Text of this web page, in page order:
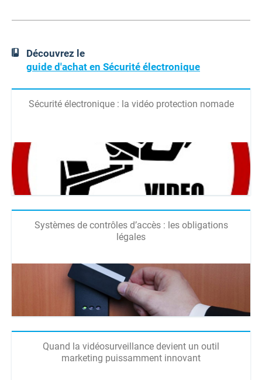
Découvrez le
guide d'achat en Sécurité électronique
Sécurité électronique : la vidéo protection nomade
Systèmes de contrôles d’accès : les obligations
légales
Quand la vidéosurveillance devient un outil
marketing puissamment innovant